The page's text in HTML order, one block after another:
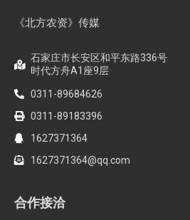
《北方农资》传媒
石家庄市长安区和平东路336号
时代方舟A1座9层
0311-89684626
0311-89183396
1627371364
1627371364@qq.com
合作接洽